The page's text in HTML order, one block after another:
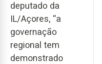
deputado da
IL/Açores, “a
governação
regional tem
demonstrado